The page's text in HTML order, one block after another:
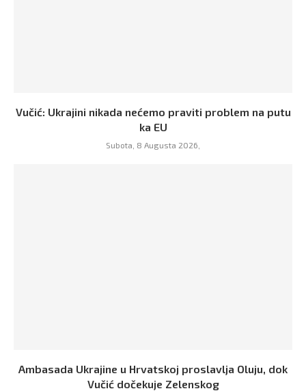
Vučić: Ukrajini nikada nećemo praviti problem na putu
ka EU
Subota, 8 Augusta 2026,
Ambasada Ukrajine u Hrvatskoj proslavlja Oluju, dok
Vučić dočekuje Zelenskog